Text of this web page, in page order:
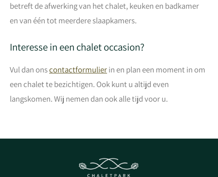
betreft de afwerking van het chalet, keuken en badkamer
en van één tot meerdere slaapkamers.
Interesse in een chalet occasion?
Vul dan onscontactformulierin en plan een moment in om
een chalet te bezichtigen. Ook kunt u altijd even
langskomen. Wij nemen dan ook alle tijd voor u.